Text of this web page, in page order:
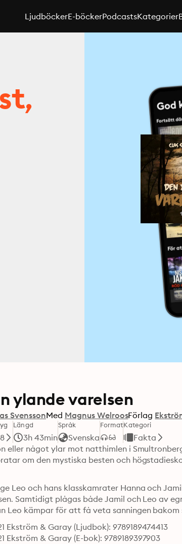
LjudböckerE-böckerPodcastsKategorier
ylande varelsen
SvenssonMed Magnus WelroosFörlag
Längd
3h 43min
Språk
Svenska
FormatKategori
Fakta
eller något ylar mot natthimlen i
om den mystiska besten och
Leo och hans klasskamrater Hanna och
Samtidigt plågas både Jamil och Leo av
Leo kämpar för att få veta sanningen
Ekström & Garay (Ljudbok): 9789189474413
Ekström & Garay (E-bok): 9789189397903